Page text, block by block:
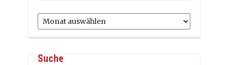
Archiv
Suche